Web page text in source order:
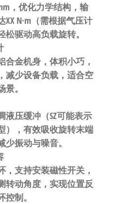
，优化力学结构，输
XX N·m（需根据气压计
松驱动高负载旋转。
合金机身，体积小巧，
减少设备负载，适合空
景。
液压缓冲（SZ可能表示
），有效吸收旋转末端
少振动与噪音。
，支持安装​​磁性开关​​，
转动角度，实现位置反
控制。